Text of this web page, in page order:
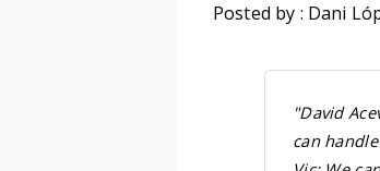
Posted by : Dani
"David
can